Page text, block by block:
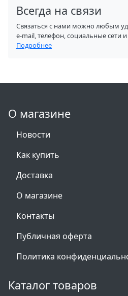
Всегда на связи
Связаться с нами можно любым
e-mail, телефон, социальные сети
Подробнее
О магазине
Новости
Как купить
Доставка
О магазине
Контакты
Публичная оферта
Политика
Каталог товаров